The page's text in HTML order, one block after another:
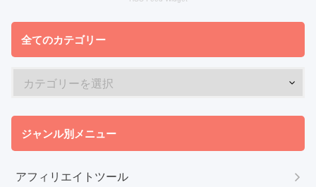
全てのカテゴリー
ジャンル別メニュー
アフィリエイトツール